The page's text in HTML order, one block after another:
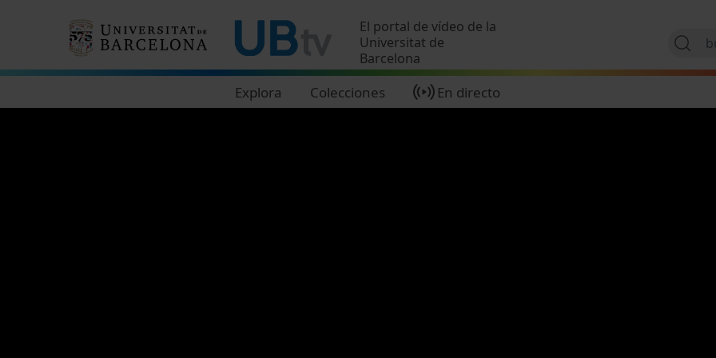
El portal de vídeo de la
Universitat de
Barcelona
Explora Colecciones En directo